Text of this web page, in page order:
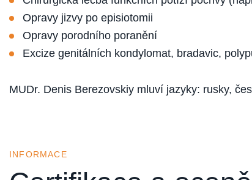
Opravy jizvy po episiotomii
Opravy porodního poranění
Excize genitálních kondylomat, bradavic,
MUDr. Denis Berezovskiy mluví jazyky: rusky,
INFORMACE